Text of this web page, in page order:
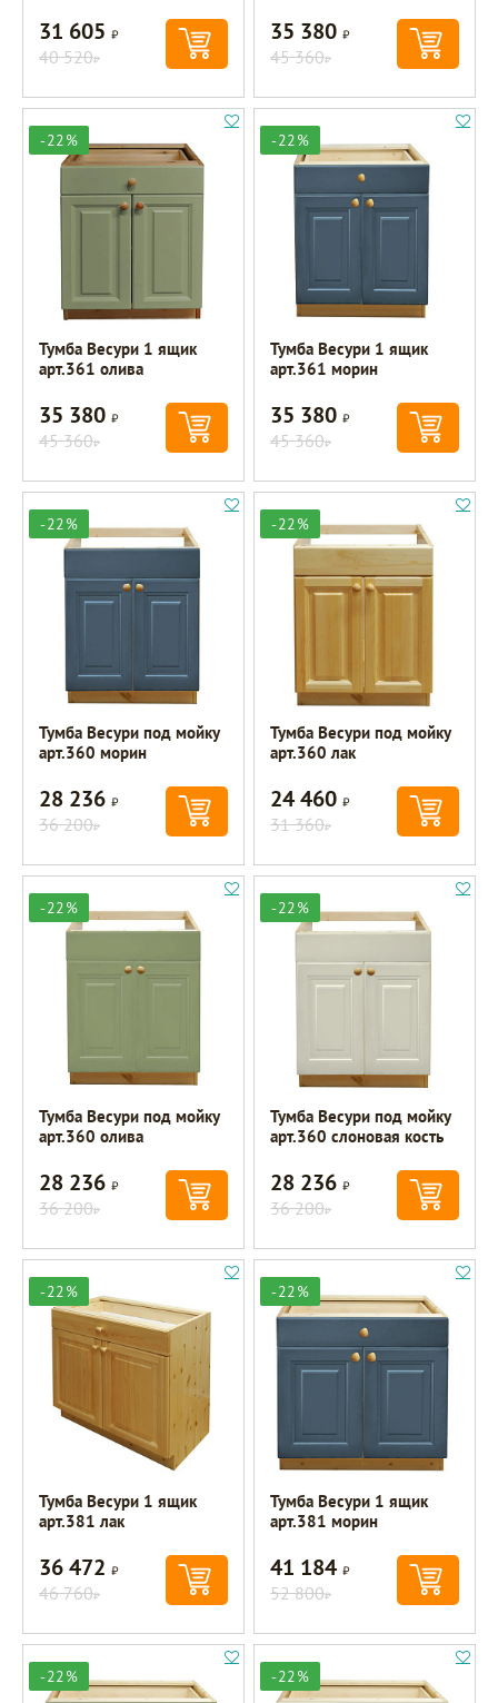
31 605Р
40 520Р
35 380Р
45 360Р
-22%
Тумба Весури 1 ящик
арт.361 олива
35 380Р
45 360Р
-22%
Тумба Весури 1 ящик
арт.361 морин
35 380Р
45 360Р
-22%
Тумба Весури под мойку
арт.360 морин
28 236Р
36 200Р
-22%
Тумба Весури под мойку
арт.360 лак
24 460Р
31 360Р
-22%
Тумба Весури под мойку
арт.360 олива
28 236Р
36 200Р
-22%
Тумба Весури под мойку
арт.360 слоновая кость
28 236Р
36 200Р
-22%
Тумба Весури 1 ящик
арт.381 лак
36 472Р
46 760Р
-22%
Тумба Весури 1 ящик
арт.381 морин
41 184Р
52 800Р
-22% -22%